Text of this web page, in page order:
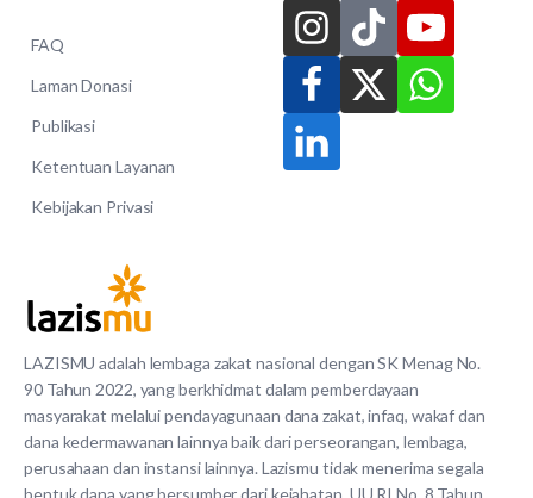
LAZISMU adalah lembaga zakat nasional dengan SK Menag No.
90 Tahun 2022, yang berkhidmat dalam pemberdayaan
masyarakat melalui pendayagunaan dana zakat, infaq, wakaf dan
dana kedermawanan lainnya baik dari perseorangan, lembaga,
perusahaan dan instansi lainnya. Lazismu tidak menerima segala
bentuk dana yang bersumber dari kejahatan. UU RI No. 8 Tahun
FAQ
Laman Donasi
Publikasi
Ketentuan Layanan
Kebijakan Privasi